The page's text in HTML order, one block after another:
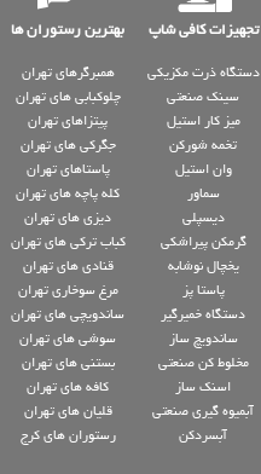
تجهیزات کافی شاپ بهترین رستوران ها
دستگاه ذرت مکزیکی
سینک صنعتی
میز کار استیل
تخمه شورکن
وان استیل
سماور
دیسپلی
گرمکن پیراشکی
یخچال نوشابه
پاستا پز
دستگاه خمیرگیر
ساندویچ ساز
مخلوط کن صنعتی
اسنک ساز
آبمیوه گیری صنعتی
آبسردکن
همبرگرهای تهران
چلوکبابی های تهران
پیتزاهای تهران
جگرکی های تهران
پاستاهای تهران
کله پاچه های تهران
دیزی های تهران
کباب ترکی های تهران
قنادی های تهران
مرغ سوخاری تهران
ساندویچی های تهران
سوشی های تهران
بستنی های تهران
کافه های تهران
قلیان های تهران
رستوران های کرج